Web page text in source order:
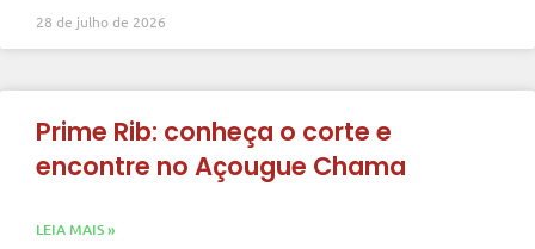
28 de julho de 2026
Prime Rib: conheça o corte e
encontre no Açougue Chama
LEIA MAIS »